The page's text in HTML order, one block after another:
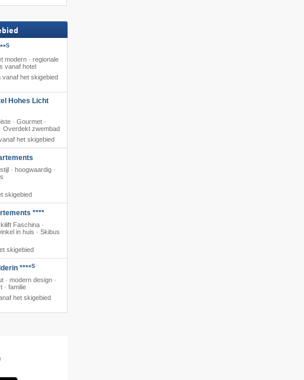
S
modern · regionale
vanaf hotel
vanaf het skigebied
Hohes Licht
· Gourmet ·
Overdekt zwembad
het skigebied
· hoogwaardig ·
skigebied
****
Faschina ·
in huis · Skibus
skigebied
****S
· modern design ·
· familie
het skigebied